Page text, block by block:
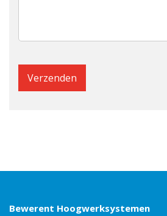
Bewerent Hoogwerksystemen